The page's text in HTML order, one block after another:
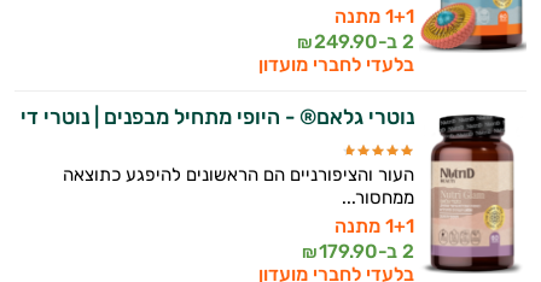
1+1 מתנה
2 ב-
249.90
₪
בלעדי לחברי מועדון
נוטרי גלאם® - היופי מתחיל מבפנים | נוטרי די
העור והציפורניים הם הראשונים להיפגע כתוצאה
ממחסור...
1+1 מתנה
2 ב-
179.90
₪
בלעדי לחברי מועדון